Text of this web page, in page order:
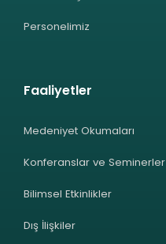
Personelimiz
Faaliyetler
Medeniyet Okumaları
Konferanslar ve Seminerler
Bilimsel Etkinlikler
Dış İlişkiler